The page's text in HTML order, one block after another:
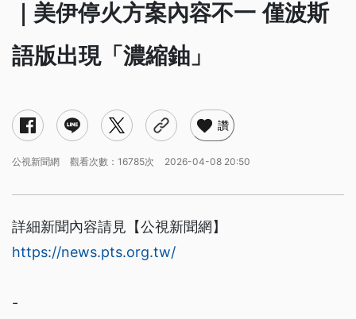
｜美伊停火方案內容不一 僅波斯
語版出現「濃縮鈾」
讚
公視新聞網 觀看次數：16785次 2026-04-08 20:50
詳細新聞內容請見【公視新聞網】
https://news.pts.org.tw/
-